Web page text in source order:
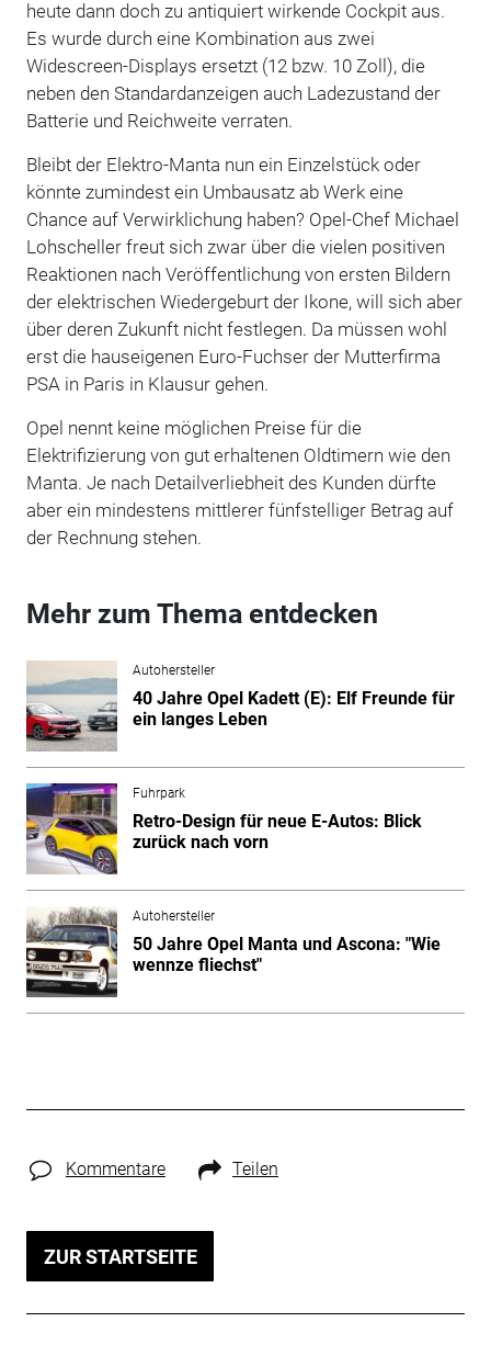
heute dann doch zu antiquiert wirkende Cockpit aus.
Es wurde durch eine Kombination aus zwei
Widescreen-Displays ersetzt (12 bzw. 10 Zoll), die
neben den Standardanzeigen auch Ladezustand der
Batterie und Reichweite verraten.
Bleibt der Elektro-Manta nun ein Einzelstück oder
könnte zumindest ein Umbausatz ab Werk eine
Chance auf Verwirklichung haben? Opel-Chef Michael
Lohscheller freut sich zwar über die vielen positiven
Reaktionen nach Veröffentlichung von ersten Bildern
der elektrischen Wiedergeburt der Ikone, will sich aber
über deren Zukunft nicht festlegen. Da müssen wohl
erst die hauseigenen Euro-Fuchser der Mutterfirma
PSA in Paris in Klausur gehen.
Opel nennt keine möglichen Preise für die
Elektrifizierung von gut erhaltenen Oldtimern wie den
Manta. Je nach Detailverliebheit des Kunden dürfte
aber ein mindestens mittlerer fünfstelliger Betrag auf
der Rechnung stehen.
Mehr zum Thema entdecken
Autohersteller
40 Jahre Opel Kadett (E): Elf Freunde für
ein langes Leben
Fuhrpark
Retro-Design für neue E-Autos: Blick
zurück nach vorn
Autohersteller
50 Jahre Opel Manta und Ascona: "Wie
wennze fliechst"
Kommentare Teilen
ZUR STARTSEITE